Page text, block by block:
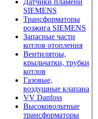
Датчики пламени
SIEMENS
Трансформаторы
розжига SIEMENS
Запасные части
котлов отопления
Вентилятоы,
крыльчатки, трубки
котлов
Газовые,
воздушные клапана
VV Danfoss
Высоковольтные
трансформаторы